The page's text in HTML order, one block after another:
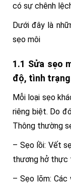
có sự chênh
Dưới đây là
sẹo môi
1.1 Sửa sẹo
độ, tình
Mỗi loại sẹo
riêng biệt. Do
Thông thường
– Sẹo lồi: Vết
thương hở thực
– Sẹo lõm: